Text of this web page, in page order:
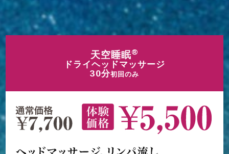
天空睡眠®
ドライヘッドマッサージ
30分初回のみ